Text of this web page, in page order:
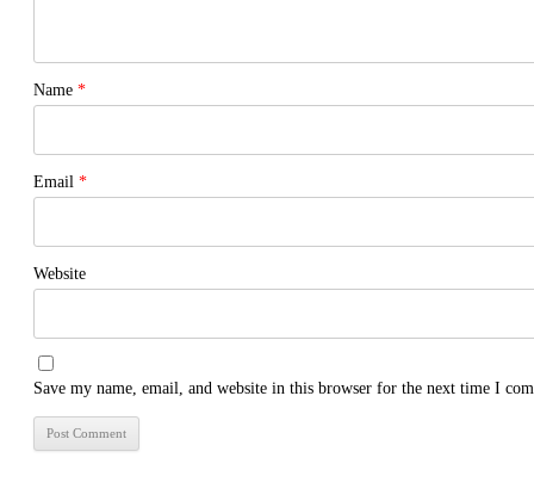
Name *
Email *
Website
Save my name, email, and website in this browser for the next time I